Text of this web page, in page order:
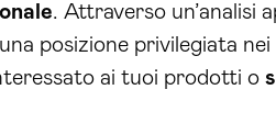
. Attraverso un’analisi
posizione privilegiata
ai tuoi prodotti o